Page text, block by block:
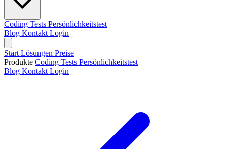
Coding Tests Persönlichkeitstest
Blog Kontakt Login
Start Lösungen Preise
Produkte Coding Tests Persönlichkeitstest
Blog Kontakt Login